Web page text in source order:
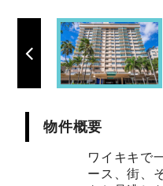
物件概要
ワイキキで
ース、街、